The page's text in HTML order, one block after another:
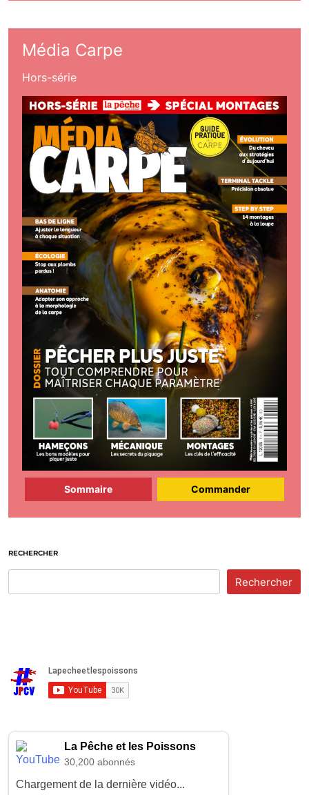
Média Carpe
Hors-série
Sommaire Commander
RECHERCHER
Rechercher
La Pêche et les Poissons
30,200 abonnés
Chargement de la dernière vidéo...